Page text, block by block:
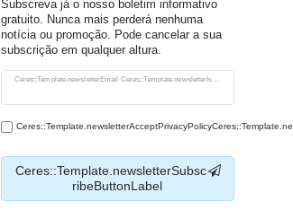
Subscreva já o nosso boletim informativo
gratuito. Nunca mais perderá nenhuma
notícia ou promoção. Pode cancelar a sua
subscrição em qualquer altura.
Ceres::Template.newsletterHoneypotLabel
Ceres::Template.newsletterSubsc
ribeButtonLabel